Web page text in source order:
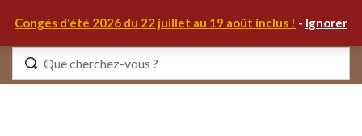
Congés d'été 2026 du 22 juillet au 19 août inclus ! - Ignorer
Identifiez-vous